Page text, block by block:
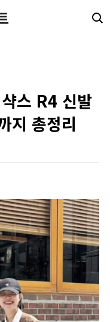
스 R4 신발
지 총정리